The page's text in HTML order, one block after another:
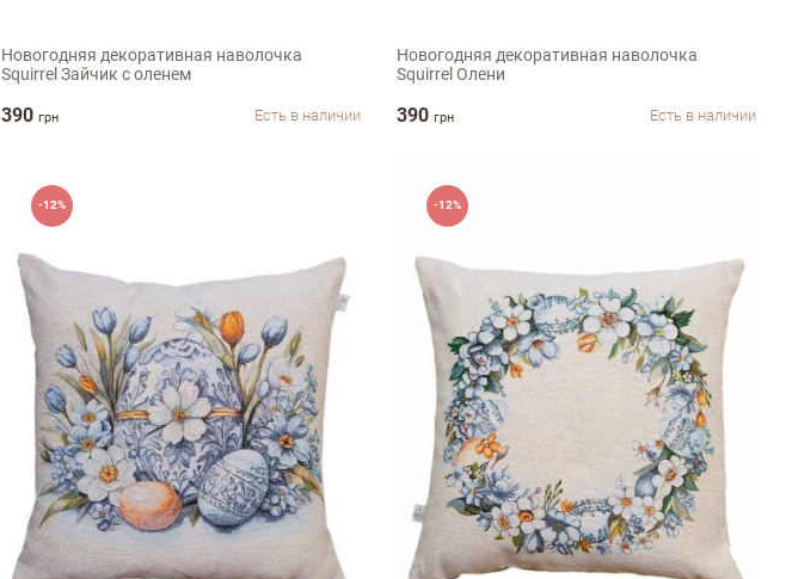
Новогодняя декоративная наволочка
Squirrel Зайчик с оленем
390 грн Есть в наличии
Новогодняя декоративная наволочка
Squirrel Олени
390 грн Есть в наличии
-12% -12%